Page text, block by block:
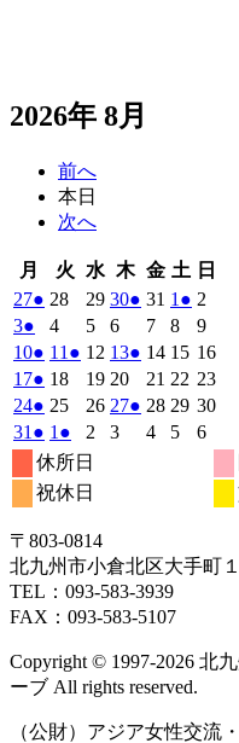
2026年 8月
前へ
本日
次へ
月
曜
日
火 火
曜
日
水 水
曜
日
木木
曜
日
金金
曜
日
土 土
曜
日
日
272026
年
7
月
27
日
● (1
件
の
イ
ベ
ン
ト)
282026
7
月
日
292026
年
7
月
29
日
302026
7
月
30
日
● (1
件
の
イ
ベ
ン
31 2026
年
7
月
31
日
1 2026
年
8
月
1
日
● (1
件
の
イ
ベ
ン
ト)
2
年
8
月
2
日
32026
年
8
月
3
日
●
件
の
イ
ベ
ン
ト)
42026
年
8
月
4
日
52026
年
8
月
5
日
62026
年
8
月
6
日
72026
年
8
月
7
日
82026
年
8
月
8
日
92026
年
8
月
9
日
102026
年
8
月
10
日
● (1
件
の
イ
ベ
ン
ト)
11 2026
11
日
● (1
件
の
イ
ベ
ン
ト)
12 2026
年
8
月
12
132026
年
8
月
● (1
件
の
イ
142026
年
8
月
14
152026
年
8
月
15
16
8
16
172026
年
8
月
17
日
● (1
件
の
イ
ベ
ン
182026
月
18
日
192026
年
8
202026
年
21 2026
年
8
22 2026
年
23
年
月
242026
年
8
月
24
● (1
件
の
イ
ベ
ト)
252026
年
8
月
25
262026
年
272026
● (1
件
ト)
282026
年
292026
年
30
8
月
31 2026
年
8
月
日
● (1
件
の
イ
ベ
ン
ト)
1 2026
年
9
月
日
●
件
の
イ
ベ
ン
ト)
2 2026
日
32026
42026
52026
62026
年
9
休所日
祝休日
〒803‐0814
北九州市小倉北区大手町
TEL：093‐583‐3939
FAX：093‐583‐5107
Copyright © 1997‐2026 北
ーブ All rights reserved.
（公財）アジア女性交流